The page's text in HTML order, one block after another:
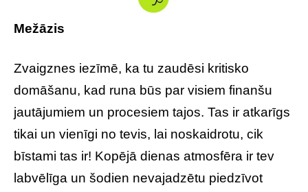
Mežāzis
Zvaigznes iezīmē, ka tu zaudēsi kritisko
domāšanu, kad runa būs par visiem finanšu
jautājumiem un procesiem tajos. Tas ir atkarīgs
tikai un vienīgi no tevis, lai noskaidrotu, cik
bīstami tas ir! Kopējā dienas atmosfēra ir tev
labvēlīga un šodien nevajadzētu piedzīvot